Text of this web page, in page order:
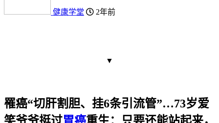
健康学堂 2年前
▼
罹癌“切肝割胆、挂6条引流管”…73岁爱
笑爷爷挺过胃癌重生：只要还能站起来，